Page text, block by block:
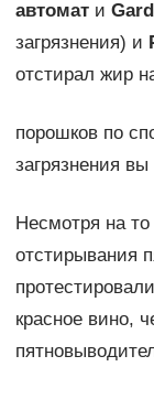
автомати
загрязнения) и
отстирал жир
порошков по
загрязнения
Несмотря на
отстирывания
красное вино,